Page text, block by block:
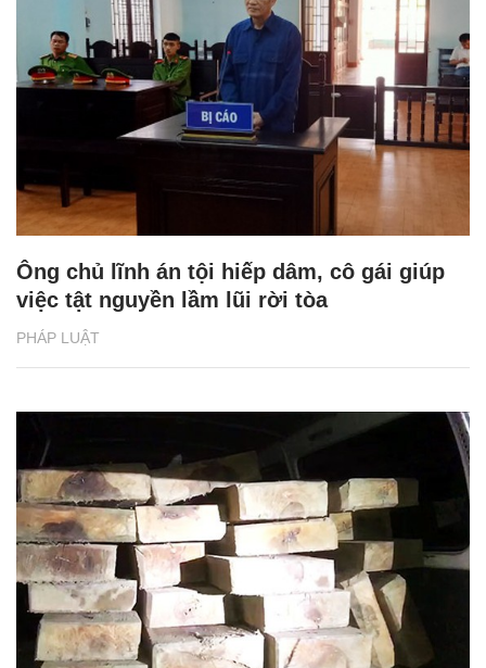
PHÁP LUẬT
Ông chủ lĩnh án tội hiếp dâm, cô gái giúp
việc tật nguyền lầm lũi rời tòa